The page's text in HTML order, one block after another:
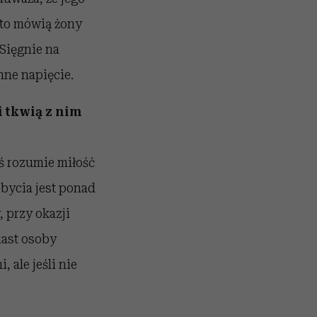
mówią żony
na
napięcie.
tkwią z nim
rozumie miłość
jest ponad
przy okazji
osoby
ale jeśli nie